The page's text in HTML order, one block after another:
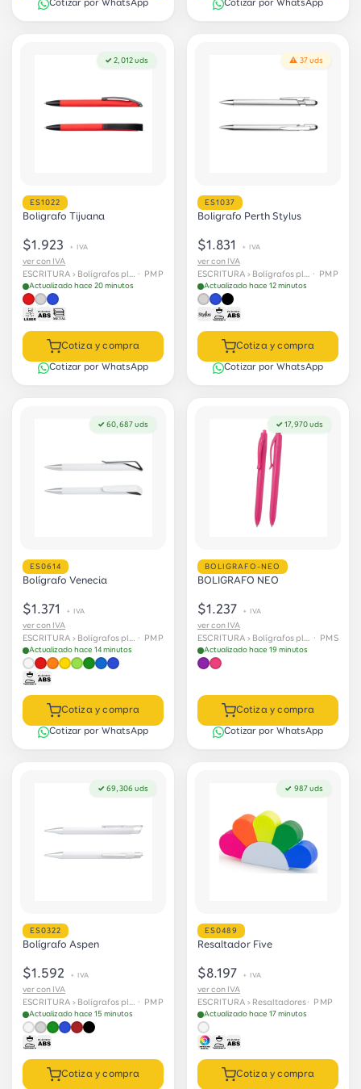
Cotizar por WhatsApp Cotizar por WhatsApp
✓ 2,012 uds
ES1022
Boligrafo Tijuana
$1.923 + IVA
ver con IVA
· PMP
Actualizado hace 20 minutos
Cotiza y compra
Cotizar por WhatsApp
⚠ 37 uds
ES1037
Boligrafo Perth Stylus
$1.831 + IVA
ver con IVA
· PMP
Actualizado hace 12 minutos
Cotiza y compra
Cotizar por WhatsApp
✓ 60,687 uds
ES0614
Bolígrafo Venecia
$1.371 + IVA
ver con IVA
· PMP
Actualizado hace 14 minutos
Cotiza y compra
Cotizar por WhatsApp
✓ 17,970 uds
BOLIGRAFO-NEO
BOLIGRAFO NEO
$1.237 + IVA
ver con IVA
· PMS
Actualizado hace 19 minutos
Cotiza y compra
Cotizar por WhatsApp
✓ 69,306 uds
ES0322
Bolígrafo Aspen
$1.592 + IVA
ver con IVA
· PMP
Actualizado hace 15 minutos
Cotiza y compra
✓ 987 uds
ES0489
Resaltador Five
$8.197 + IVA
ver con IVA
ESCRITURA › Resaltadores· PMP
Actualizado hace 17 minutos
Cotiza y compra